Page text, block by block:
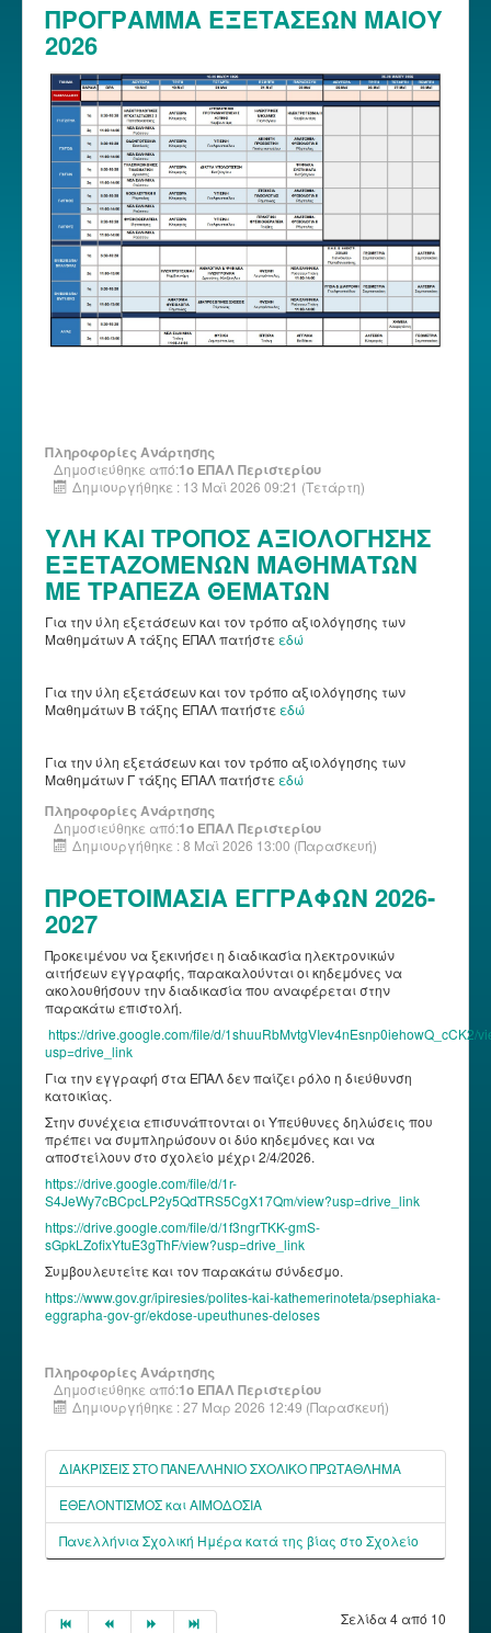
ΠΡΟΓΡΑΜΜΑ ΕΞΕΤΑΣΕΩΝ ΜΑΙΟΥ
2026
Πληροφορίες Ανάρτησης
Δημοσιεύθηκε από:1ο ΕΠΑΛ Περιστερίου
Δημιουργήθηκε : 13 Μαϊ 2026 09:21 (Τετάρτη)
ΥΛΗ ΚΑΙ ΤΡΟΠΟΣ ΑΞΙΟΛΟΓΗΣΗΣ
ΕΞΕΤΑΖΟΜΕΝΩΝ ΜΑΘΗΜΑΤΩΝ
ΜΕ ΤΡΑΠΕΖΑ ΘΕΜΑΤΩΝ
Για την ύλη εξετάσεων και τον τρόπο αξιολόγησης των
Μαθημάτων Α τάξης ΕΠΑΛ πατήστε εδώ
Για την ύλη εξετάσεωνκαι τον τρόπο αξιολόγησης των
Μαθημάτων Β τάξης ΕΠΑΛ πατήστε εδώ
Για την ύλη εξετάσεωνκαι τον τρόπο αξιολόγησης των
Μαθημάτων Γ τάξης ΕΠΑΛ πατήστε εδώ
Πληροφορίες Ανάρτησης
Δημοσιεύθηκε από:1ο ΕΠΑΛ Περιστερίου
Δημιουργήθηκε : 8 Μαϊ 2026 13:00 (Παρασκευή)
ΠΡΟΕΤΟΙΜΑΣΙΑ ΕΓΓΡΑΦΩΝ 2026-
2027
Προκειμένου να ξεκινήσει η διαδικασία ηλεκτρονικών
αιτήσεων εγγραφής, παρακαλούνται οι κηδεμόνες να
ακολουθήσουν την διαδικασία που αναφέρεται στην
παρακάτω επιστολή.
https://drive.google.com/file/d/1shuuRbMvtgVIev4nEsnp0iehowQ_cCK2/
usp=drive_link
Για την εγγραφή στα ΕΠΑΛ δεν παίζει ρόλο η διεύθυνση
κατοικίας.
Στην συνέχεια επισυνάπτονται οι Υπεύθυνες δηλώσεις που
πρέπει να συμπληρώσουν οι δύο κηδεμόνες και να
αποστείλουν στο σχολείο μέχρι 2/4/2026.
https://drive.google.com/file/d/1r-
S4JeWy7cBCpcLP2y5QdTRS5CgX17Qm/view?usp=drive_link
https://drive.google.com/file/d/1f3ngrTKK-gmS-
sGpkLZofixYtuE3gThF/view?usp=drive_link
Συμβουλευτείτε και τον παρακάτω σύνδεσμο.
https://www.gov.gr/ipiresies/polites-kai-kathemerinoteta/psephiaka-
eggrapha-gov-gr/ekdose-upeuthunes-deloses
Πληροφορίες Ανάρτησης
Δημοσιεύθηκε από:1ο ΕΠΑΛ Περιστερίου
Δημιουργήθηκε : 27 Μαρ 2026 12:49 (Παρασκευή)
ΔΙΑΚΡΙΣΕΙΣ ΣΤΟ ΠΑΝΕΛΛΗΝΙΟ ΣΧΟΛΙΚΟ ΠΡΩΤΑΘΛΗΜΑ
ΕΘΕΛΟΝΤΙΣΜΟΣ και ΑΙΜΟΔΟΣΙΑ
Πανελλήνια Σχολική Ημέρα κατά της βίας στο Σχολείο
Σελίδα 4 από 10